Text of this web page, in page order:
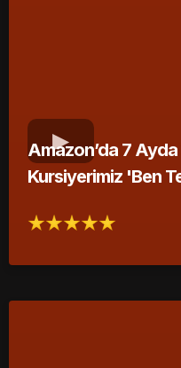
Amazon’da 7
Kursiyerimiz 'Ben